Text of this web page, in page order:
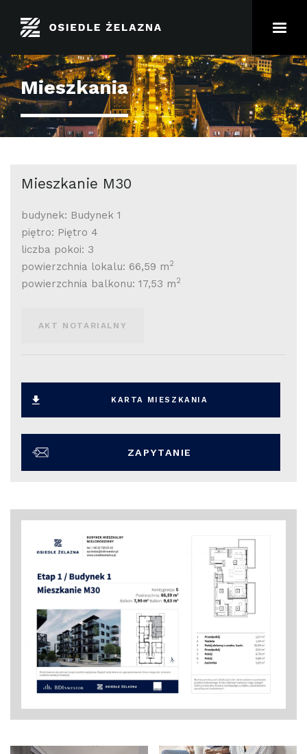
Mieszkania
Mieszkanie M30
budynek: Budynek 1
piętro: Piętro 4
liczba pokoi: 3
powierzchnia lokalu: 66,59 m2
powierzchnia balkonu: 17,53 m2
AKT NOTARIALNY
KARTA MIESZKANIA
ZAPYTANIE